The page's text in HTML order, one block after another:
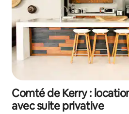
Comté de Kerry :
avec suite privative